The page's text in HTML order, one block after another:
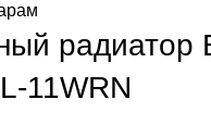
радиатор
11WRN